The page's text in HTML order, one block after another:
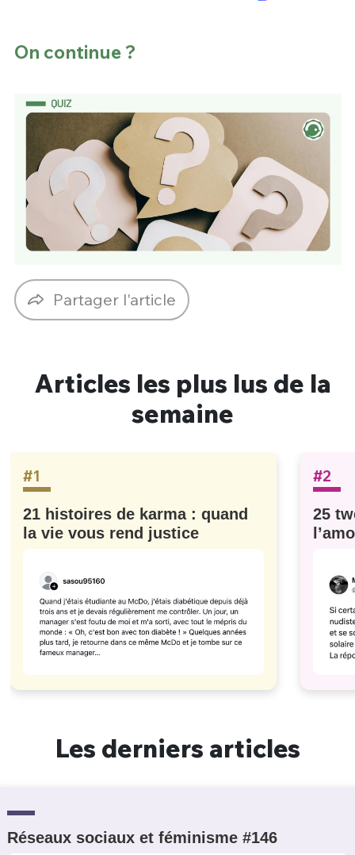
On continue ?
Partager l'article
Articles les plus lus de la
semaine
#1
21 histoires de karma : quand
la vie vous rend justice
#2
25
Les derniers articles
Réseaux sociaux et féminisme #146